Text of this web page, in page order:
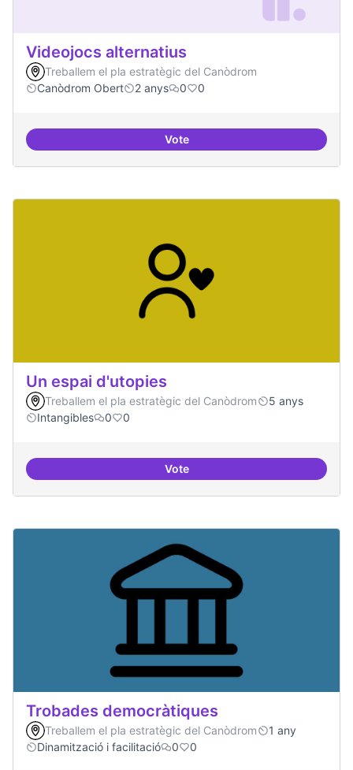
Videojocs alternatius
Treballem el pla estratègic del Canòdrom
Canòdrom Obert
2 anys 0 0
VoteVideojocs alternatius
Un espai d'utopies
Treballem el pla estratègic del Canòdrom
5 anys
Intangibles
0 0
VoteUn espai d'utopies
Trobades democràtiques
Treballem el pla estratègic del Canòdrom
1 any
Dinamització i facilitació
0 0